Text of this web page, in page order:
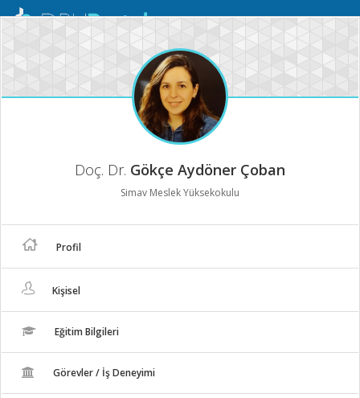
Mobil
Doç. Dr. Gökçe Aydöner Çoban
Simav Meslek Yüksekokulu
Profil
Kişisel
Eğitim Bilgileri
Görevler / İş Deneyimi